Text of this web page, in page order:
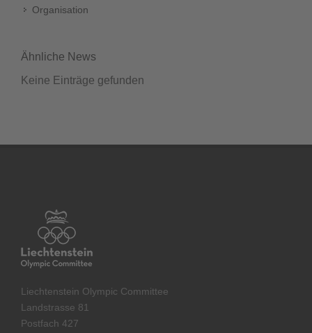
Organisation
Ähnliche News
Keine Einträge gefunden
Liechtenstein Olympic Committee
Landstrasse 81
Postfach 427